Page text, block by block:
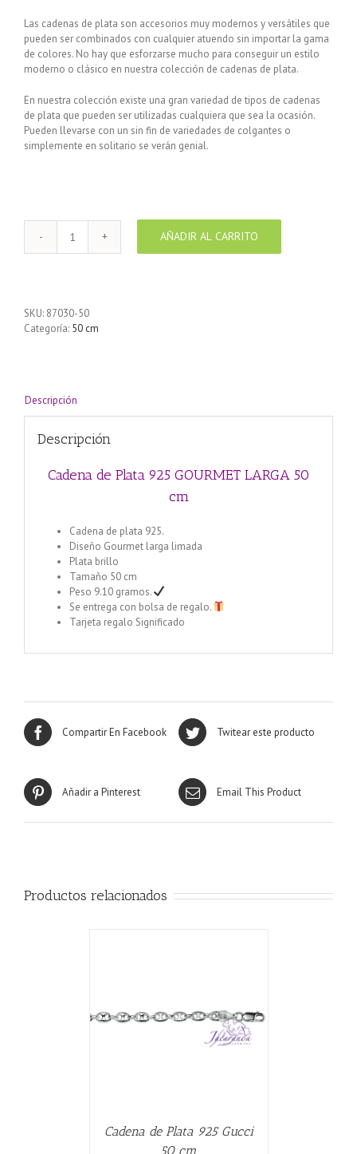
Las cadenas de plata son accesorios muy modernos y versátiles que
pueden ser combinados con cualquier atuendo sin importar la gama
de colores. No hay que esforzarse mucho para conseguir un estilo
moderno o clásico en nuestra colección de cadenas de plata.
En nuestra colección existe una gran variedad de tipos de cadenas
de plata que pueden ser utilizadas cualquiera que sea la ocasión.
Pueden llevarse con un sin fin de variedades de colgantes o
simplemente en solitario se verán genial.
Cadena
de
LARGA
50
AÑADIR AL CARRITO
SKU: 87030-50
Categoría: 50 cm
Descripción
Descripción
Cadena de Plata 925 GOURMET LARGA 50
cm
Cadena de plata 925.
Diseño Gourmet larga limada
Plata brillo
Tamaño 50 cm
Peso 9.10 gramos.
Se entrega con bolsa de regalo.
Tarjeta regalo Significado
Compartir En Facebook Twitear este producto
Añadir a Pinterest Email This Product
Productos relacionados
Cadena de Plata 925 Gucci
50 cm